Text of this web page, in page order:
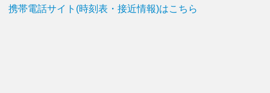
携帯電話サイト(時刻表・接近情報)はこちら